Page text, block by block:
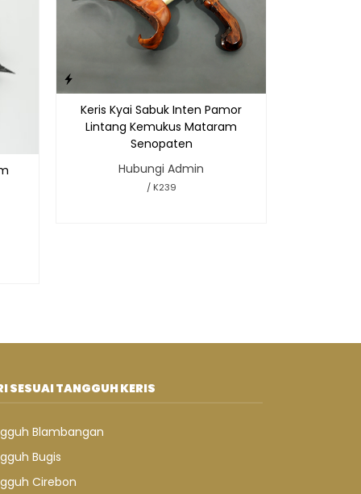
Keris Kyai Sabuk Inten Pamor
Lintang Kemukus Mataram
Senopaten
Hubungi Admin
/ K239
SESUAI TANGGUH KERIS
Blambangan
Bugis
Cirebon